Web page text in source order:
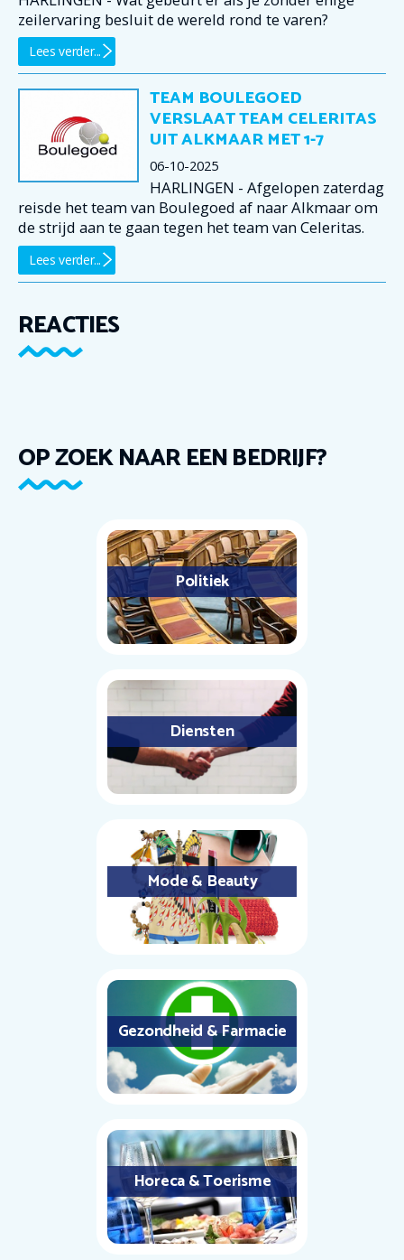
zeilervaring besluit de wereld rond te varen?
Lees verder...
TEAM BOULEGOED
VERSLAAT TEAM CELERITAS
UIT ALKMAAR MET 1-7
06-10-2025
HARLINGEN - Afgelopen zaterdag
reisde het team van Boulegoed af naar Alkmaar om
de strijd aan te gaan tegen het team van Celeritas.
Lees verder...
REACTIES
OP ZOEK NAAR EEN BEDRIJF?
Politiek
Diensten
Mode & Beauty
Gezondheid & Farmacie
Horeca & Toerisme